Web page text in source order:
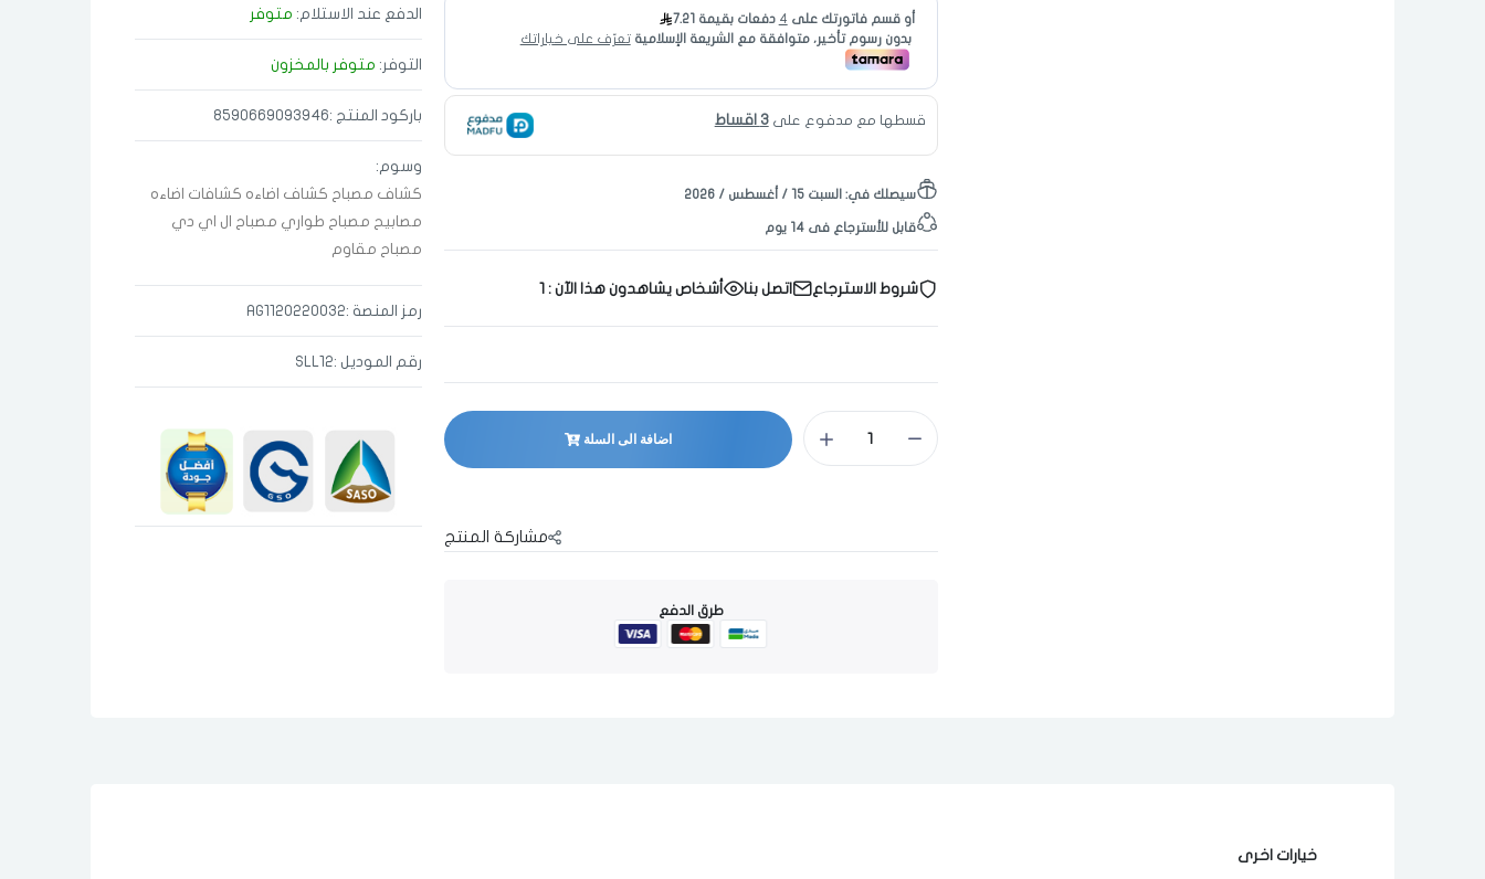
قسطها مع مدفوع على3 اقساط
سيصلك في: السبت ١٥ / أغسطس / ٢٠٢٦
قابل للأسترجاع فى 14 يوم
شروط الاسترجاع اتصل بنا أشخاص يشاهدون هذا الآن :1
اضافة الى السلة
مشاركة المنتج
طرق الدفع
الدفع عند الاستلام: متوفر
التوفر: متوفر بالمخزون
باركود المنتج :8590669093946
وسوم:
كشاف مصباح كشاف اضاءه كشافات اضاءه
مصابيح مصباح طواري مصباح ال اي دي
مصباح مقاوم
رمز المنصة :AG1120220032
رقم الموديل :SLL12
خيارات اخرى